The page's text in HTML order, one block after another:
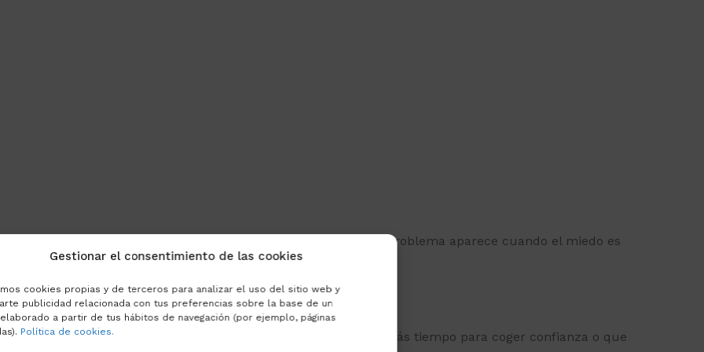
Gestionar el consentimiento de las cookies
cookies propias y de terceros para analizar el uso del sitio web y
publicidad relacionada con tus preferencias sobre la base de un
a partir de tus hábitos de navegación (por ejemplo, páginas
Política de cookies.
parecer parte normal de la adolescencia. Y a veces lo son. El problema aparece cuando el miedo es
a limitar la vida del adolescente.
no es lo mismo
social. Hay adolescentes más reservados, que necesitan más tiempo para coger confianza o que